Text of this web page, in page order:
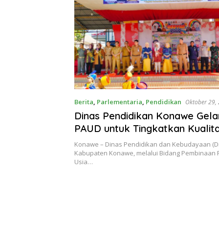
Berita Parlementaria Pendidikan Oktober 29,
Dinas Pendidikan Konawe
PAUD untuk Tingkatkan
Pendidikan Anak Usia Dini
Konawe – Dinas Pendidikan dan Kebudayaan
Kabupaten Konawe, melalui Bidang Pembinaan
Usia…